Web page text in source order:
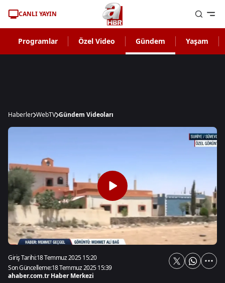
CANLI YAYIN
Programlar Özel Video Gündem Yaşam
Haberler WebTV Gündem Videoları
Giriş Tarihi:18 Temmuz 2025 15:20
Son Güncelleme:18 Temmuz 2025 15:39
ahaber.com.tr Haber Merkezi